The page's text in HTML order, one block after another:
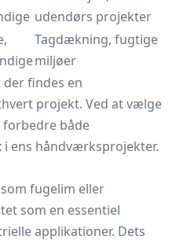
udendørs projekter
Tagdækning, fugtige
miljøer
findes en
projekt. Ved at vælge
forbedre både
i ens håndværksprojekter.
fugelim eller
som en essentiel
applikationer. Dets